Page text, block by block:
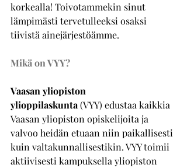
korkealla! Toivotammekin sinut
lämpimästi tervetulleeksi osaksi
tiivistä ainejärjestöämme.
Mikä on VYY?
Vaasan yliopiston
ylioppilaskunta (VYY) edustaa kaikkia
Vaasan yliopiston opiskelijoita ja
valvoo heidän etuaan niin paikallisesti
kuin valtakunnallisestikin. VYY toimii
aktiivisesti kampuksella yliopiston